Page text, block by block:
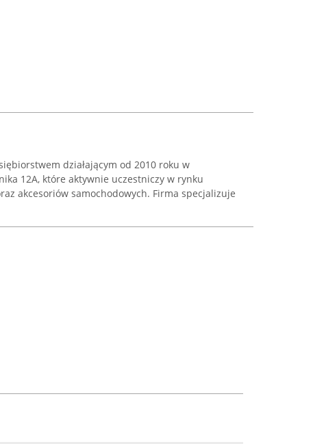
działającym od 2010 roku w
12A, które aktywnie uczestniczy w rynku
akcesoriów samochodowych. Firma specjalizuje